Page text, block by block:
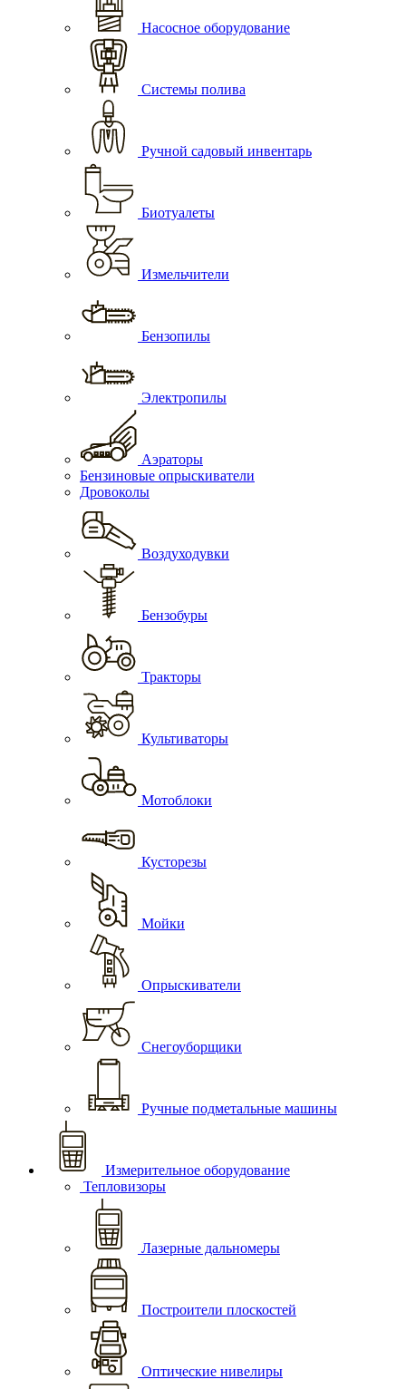
Насосное оборудование
Системы полива
Ручной садовый инвентарь
Биотуалеты
Измельчители
Бензопилы
Электропилы
Аэраторы
Бензиновые опрыскиватели
Дровоколы
Воздуходувки
Бензобуры
Тракторы
Культиваторы
Мотоблоки
Кусторезы
Мойки
Опрыскиватели
Снегоуборщики
Ручные подметальные машины
Измерительное оборудование
Тепловизоры
Лазерные дальномеры
Построители плоскостей
Оптические нивелиры